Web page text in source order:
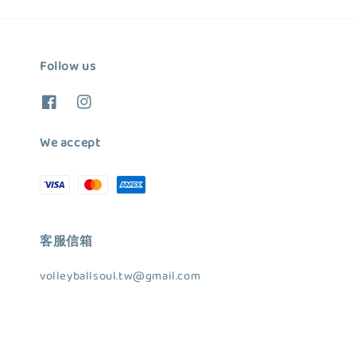
Follow us
We accept
客服信箱
volleyballsoul.tw@gmail.com